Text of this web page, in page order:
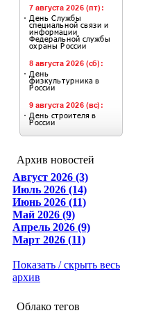
Архив новостей
Август 2026 (3)
Июль 2026 (14)
Июнь 2026 (11)
Май 2026 (9)
Апрель 2026 (9)
Март 2026 (11)
Показать / скрыть весь
архив
Облако тегов